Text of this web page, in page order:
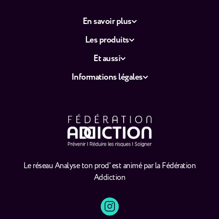
Le réseau Analyse ton prod' est animé par la Fédération
Addiction
En savoir plus
Les produits
Et aussi
Informations légales